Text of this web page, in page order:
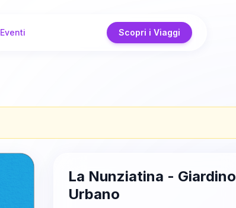
Eventi Scopri i Viaggi
La Nunziatina - Giardino
Urbano